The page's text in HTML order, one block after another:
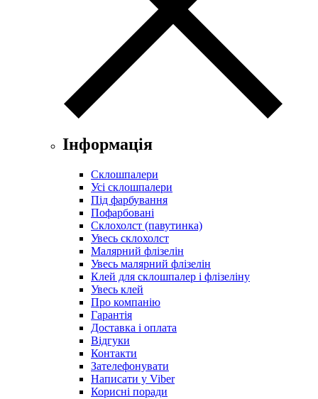
Інформація
Склошпалери
Усі склошпалери
Під фарбування
Пофарбовані
Склохолст (павутинка)
Увесь склохолст
Малярний флізелін
Увесь малярний флізелін
Клей для склошпалер і флізеліну
Увесь клей
Про компанію
Гарантія
Доставка і оплата
Відгуки
Контакти
Зателефонувати
Написати у Viber
Корисні поради